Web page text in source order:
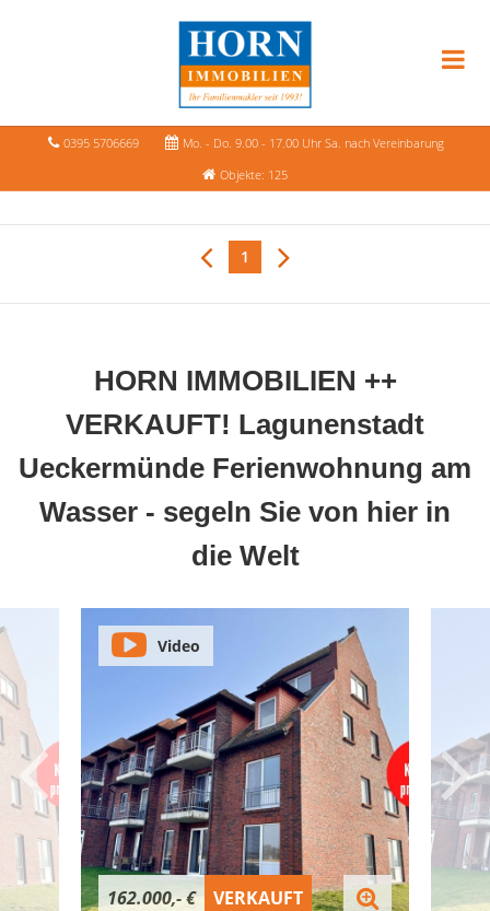
0395 5706669
Mo. - Do. 9.00 - 17.00 Uhr Sa. nach Vereinbarung
Objekte: 125
1
HORN IMMOBILIEN ++
VERKAUFT! Lagunenstadt
Ueckermünde Ferienwohnung am
Wasser - segeln Sie von hier in
die Welt
162.000,- € VERKAUFT
Video